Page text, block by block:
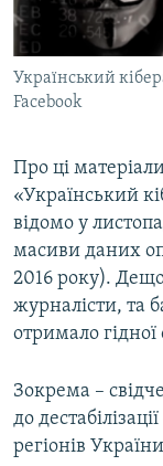
Український
Facebook
Про ці
«Український
відомо у
масиви даних
2016 року).
журналісти, та
отримало
Зокрема –
до
регіонів